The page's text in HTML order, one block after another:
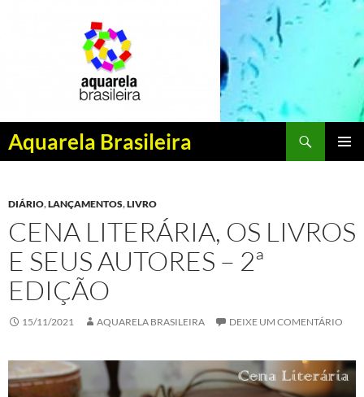
Aquarela Brasileira
Pesquisar
PULAR
CONTEÚDO
DIÁRIO,LANÇAMENTOS,LIVRO
CENA LITERÁRIA, OS LIVROS
E SEUS AUTORES – 2ª
EDIÇÃO
15/11/2021 AQUARELA BRASILEIRA DEIXE UM COMENTÁRIO